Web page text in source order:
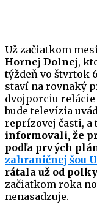
Už začiatkom
Hornej Dolnej,
týždeň vo štvrtok
staví na rovnaký
dvojporciu relácie
bude televízia
reprízovej časti, a
informovali, že
podľa prvých
zahraničnej šou
rátala už od
začiatkom roka
nenasadzuje.